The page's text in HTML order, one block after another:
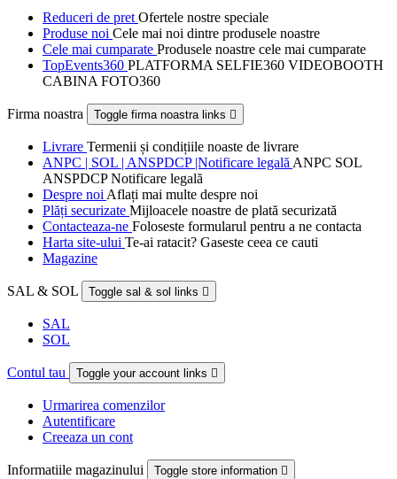
Reduceri de pret Ofertele nostre speciale
Produse noi Cele mai noi dintre produsele noastre
Cele mai cumparate Produsele noastre cele mai cumparate
TopEvents360 PLATFORMA SELFIE360 VIDEOBOOTH
CABINA FOTO360
Firma noastra Toggle firma noastra links 
Livrare Termenii și condițiile noaste de livrare
ANPC | SOL | ANSPDCP |Notificare legală ANPC SOL
ANSPDCP Notificare legală
Despre noi Aflați mai multe despre noi
Plăți securizate Mijloacele noastre de plată securizată
Contacteaza-ne Foloseste formularul pentru a ne contacta
Harta site-ului Te-ai ratacit? Gaseste ceea ce cauti
Magazine
SAL & SOL Toggle sal & sol links 
SAL
SOL
Contul tau Toggle your account links 
Urmarirea comenzilor
Autentificare
Creeaza un cont
Informatiile magazinului Toggle store information 